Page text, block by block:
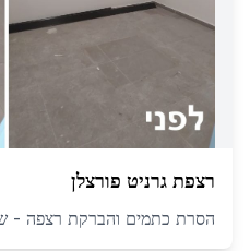
רצפת גרניט פורצלן
הסרת כתמים והברקת רצפה -